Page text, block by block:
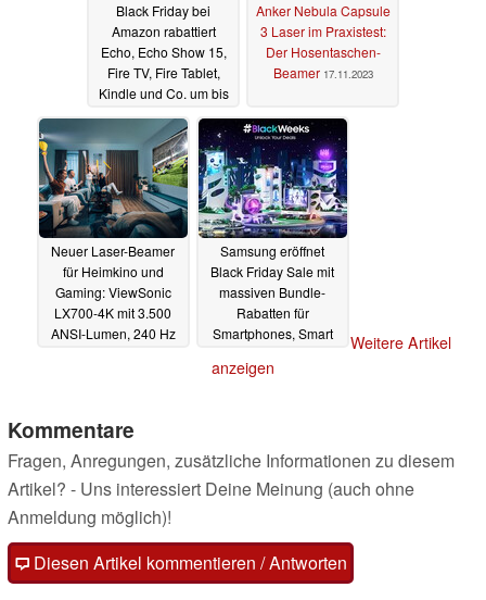
Black Friday bei
Amazon rabattiert
Echo, Echo Show 15,
Fire TV, Fire Tablet,
Kindle und Co. um bis
zu 66%17.11.2023
Anker Nebula Capsule
3 Laser im Praxistest:
Der Hosentaschen-
Beamer 17.11.2023
Neuer Laser-Beamer
für Heimkino und
Gaming: ViewSonic
LX700-4K mit 3.500
ANSI-Lumen, 240 Hz
Samsung eröffnet
Black Friday Sale mit
massiven Bundle-
Rabatten für
Smartphones, Smart
Co.14.11.2023
Weitere Artikel
anzeigen
Kommentare
Fragen, Anregungen, zusätzliche Informationen zu diesem
Artikel? - Uns interessiert Deine Meinung (auch ohne
Anmeldung möglich)!
Diesen Artikel kommentieren / Antworten